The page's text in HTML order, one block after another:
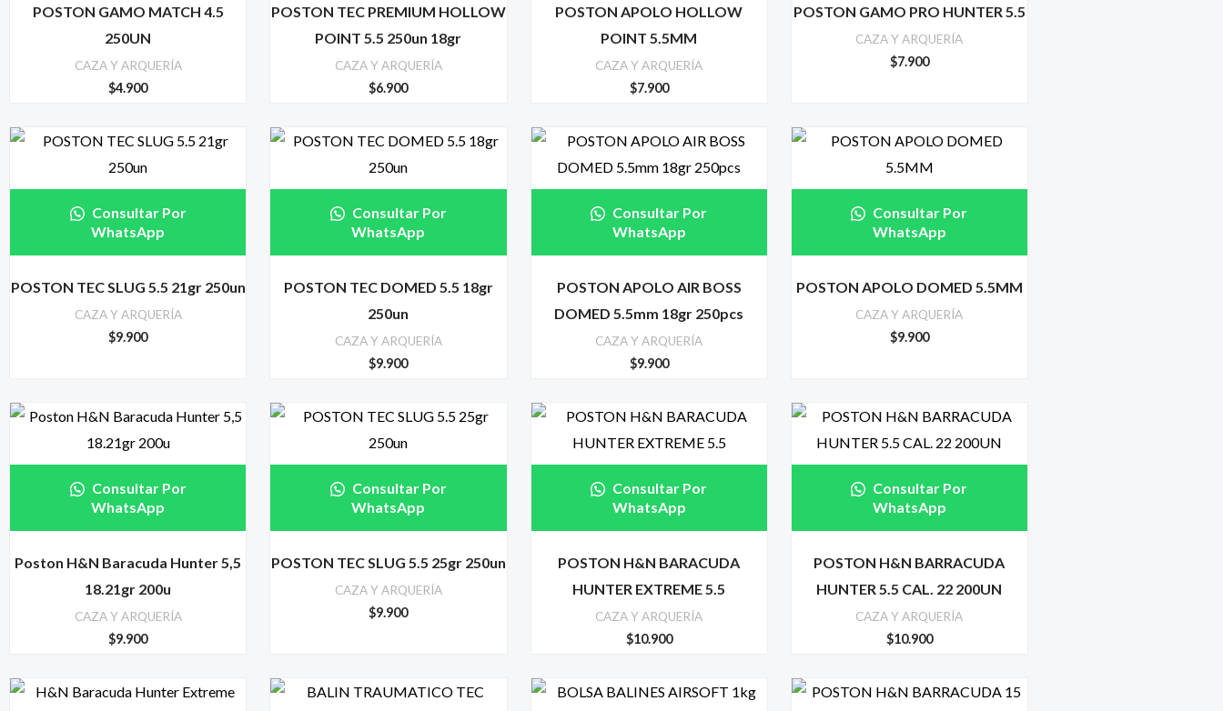
POSTON GAMO MATCH 4.5
250UN
CAZA Y ARQUERÍA
$4.900
POSTON TEC PREMIUM HOLLOW
POINT 5.5 250un 18gr
CAZA Y ARQUERÍA
$6.900
POSTON APOLO HOLLOW
POINT 5.5MM
CAZA Y ARQUERÍA
$7.900
POSTON GAMO PRO HUNTER 5.5
CAZA Y ARQUERÍA
$7.900
Consultar Por
WhatsApp
POSTON TEC SLUG 5.5 21gr 250un
CAZA Y ARQUERÍA
$9.900
Consultar Por
WhatsApp
POSTON TEC DOMED 5.5 18gr
250un
CAZA Y ARQUERÍA
$9.900
Consultar Por
WhatsApp
POSTON APOLO AIR BOSS
DOMED 5.5mm 18gr 250pcs
CAZA Y ARQUERÍA
$9.900
Consultar Por
WhatsApp
POSTON APOLO DOMED 5.5MM
CAZA Y ARQUERÍA
$9.900
Consultar Por
WhatsApp
Poston H&N Baracuda Hunter 5,5
18.21gr 200u
CAZA Y ARQUERÍA
$9.900
Consultar Por
WhatsApp
POSTON TEC SLUG 5.5 25gr 250un
CAZA Y ARQUERÍA
$9.900
Consultar Por
WhatsApp
POSTON H&N BARACUDA
HUNTER EXTREME 5.5
CAZA Y ARQUERÍA
$10.900
Consultar Por
WhatsApp
POSTON H&N BARRACUDA
HUNTER 5.5 CAL. 22 200UN
CAZA Y ARQUERÍA
$10.900